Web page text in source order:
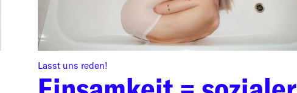
Lasst uns reden!